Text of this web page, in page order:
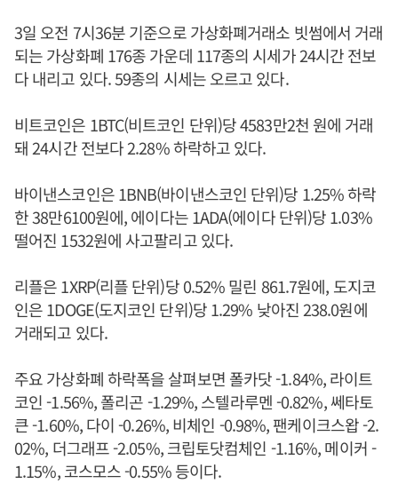
3일 오전 7시36분 기준으로 가상화폐거래소 빗썸에서 거래
되는 가상화폐 176종 가운데 117종의 시세가 24시간 전보
다 내리고 있다. 59종의 시세는 오르고 있다.
비트코인은 1BTC(비트코인 단위)당 4583만2천 원에 거래
돼 24시간 전보다 2.28% 하락하고 있다.
바이낸스코인은 1BNB(바이낸스코인 단위)당 1.25% 하락
한 38만6100원에, 에이다는 1ADA(에이다 단위)당 1.03%
떨어진 1532원에 사고팔리고 있다.
리플은 1XRP(리플 단위)당 0.52% 밀린 861.7원에, 도지코
인은 1DOGE(도지코인 단위)당 1.29% 낮아진 238.0원에
거래되고 있다.
주요 가상화폐 하락폭을 살펴보면 폴카닷 -1.84%, 라이트
코인 -1.56%, 폴리곤 -1.29%, 스텔라루멘 -0.82%, 쎄타토
큰 -1.60%, 다이 -0.26%, 비체인 -0.98%, 팬케이크스왑 -2.
02%, 더그래프 -2.05%, 크립토닷컴체인 -1.16%, 메이커 -
1.15%, 코스모스 -0.55% 등이다.